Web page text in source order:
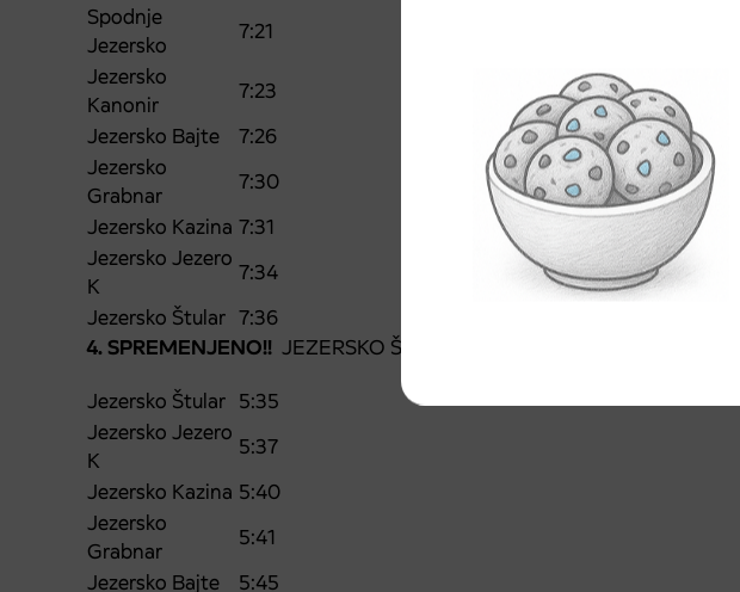
Spodnje
Jezersko
7:21
Jezersko
Kanonir
7:23
Jezersko Bajte
7:26
Jezersko
Grabnar
7:30
Jezersko Kazina 7:31
Jezersko Jezero
K
7:34
Jezersko Štular 7:36
4. SPREMENJENO!! JEZERSKO ŠTULAR – TUPALIČE K – KRANJ
Jezersko Štular 5:35
Jezersko Jezero
K
5:37
Jezersko Kazina 5:40
Jezersko
Grabnar
5:41
Jezersko Bajte
5:45